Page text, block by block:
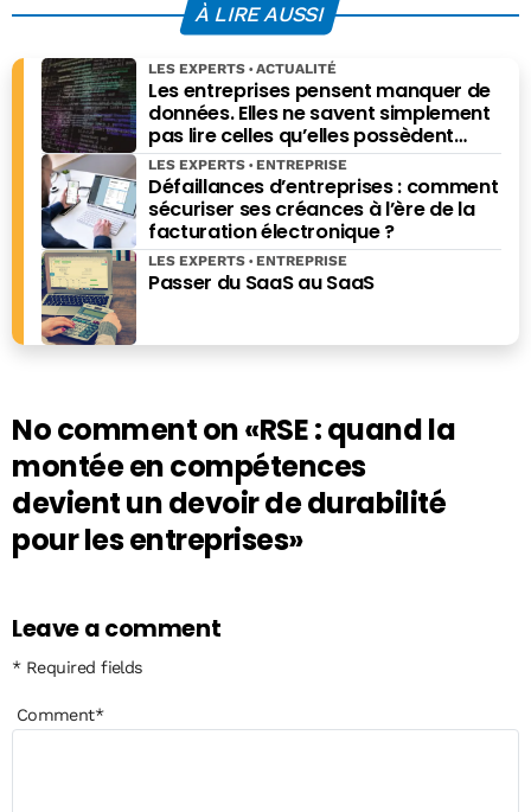
À LIRE AUSSI
Les entreprises pensent manquer de
données. Elles ne savent simplement
pas lire celles qu’elles possèdent
déjà.
LES EXPERTS ACTUALITÉ
Défaillances d’entreprises : comment
sécuriser ses créances à l’ère de la
facturation électronique ?
LES EXPERTS ENTREPRISE
Passer du SaaS au SaaS
LES EXPERTS ENTREPRISE
No comment on«RSE : quand la
montée en compétences
devient un devoir de durabilité
pour les entreprises»
Leave a comment
* Required fields
Comment*